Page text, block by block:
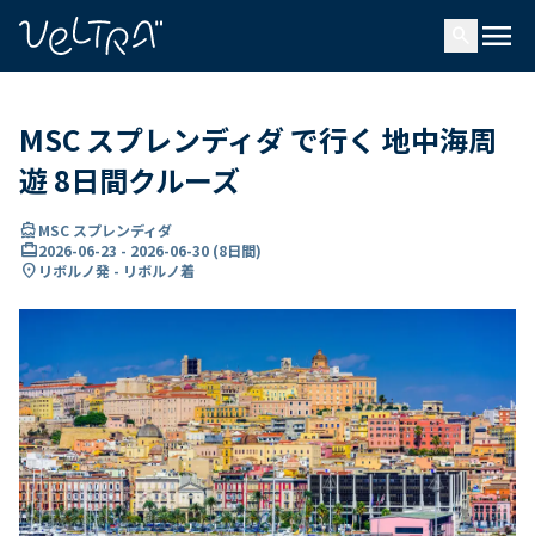
menu
MSC スプレンディダ で行く 地中海周
遊 8日間クルーズ
directions_boatMSC スプレンディダ
card_travel2026-06-23 - 2026-06-30 (8日間)
location_on リボルノ発 - リボルノ着